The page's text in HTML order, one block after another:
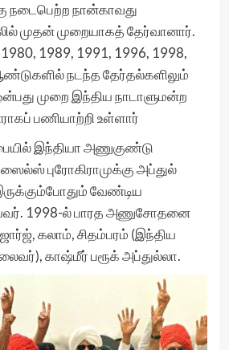
நடைபெற்ற நான்காவது
முதன் முறையாகத் தேர்வானார்.
1989, 1991, 1996, 1998,
நடந்த தேர்தல்களிலும்
முறை இந்திய நாடாளுமன்ற
பணியாற்றி உள்ளார்
இந்தியா அணுகுண்டு
புரோகிராமுக்கு அப்துல்
வேண்டிய
1998-ல் பாரத அணுசோதனை
கலாம், சிதம்பரம் (இந்திய
காஷ்மீர் பரூக் அப்துல்லா.